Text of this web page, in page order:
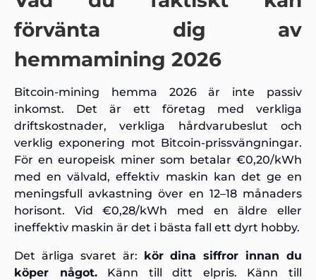
förvänta dig av
hemmamining 2026
Bitcoin-mining hemma 2026 är inte passiv
inkomst. Det är ett företag med verkliga
driftskostnader, verkliga hårdvarubeslut och
verklig exponering mot Bitcoin-prissvängningar.
För en europeisk miner som betalar €0,20/kWh
med en välvald, effektiv maskin kan det ge en
meningsfull avkastning över en 12–18 månaders
horisont. Vid €0,28/kWh med en äldre eller
ineffektiv maskin är det i bästa fall ett dyrt hobby.
Det ärliga svaret är: kör dina siffror innan du
köper något.Känn till ditt elpris. Känn till